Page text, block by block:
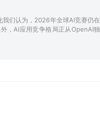
我们认为，2026年全球AI竞赛仍在
，AI应用竞争格局正从OpenAI独